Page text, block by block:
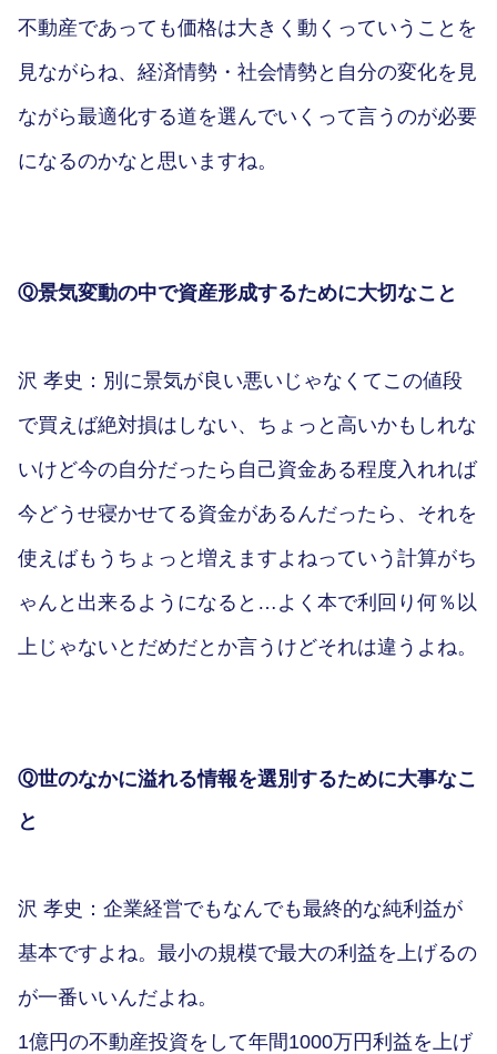
不動産であっても価格は大きく動くっていうことを
見ながらね、経済情勢・社会情勢と自分の変化を見
ながら最適化する道を選んでいくって言うのが必要
になるのかなと思いますね。
Ⓠ景気変動の中で資産形成するために大切なこと
沢 孝史：別に景気が良い悪いじゃなくてこの値段
で買えば絶対損はしない、ちょっと高いかもしれな
いけど今の自分だったら自己資金ある程度入れれば
今どうせ寝かせてる資金があるんだったら、それを
使えばもうちょっと増えますよねっていう計算がち
ゃんと出来るようになると…よく本で利回り何％以
上じゃないとだめだとか言うけどそれは違うよね。
Ⓠ世のなかに溢れる情報を選別するために大事なこ
と
沢 孝史：企業経営でもなんでも最終的な純利益が
基本ですよね。最小の規模で最大の利益を上げるの
が一番いいんだよね。
1億円の不動産投資をして年間1000万円利益を上げ